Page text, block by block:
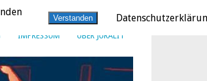
IMPRESSUM ÜBER JURALIT
Verstanden